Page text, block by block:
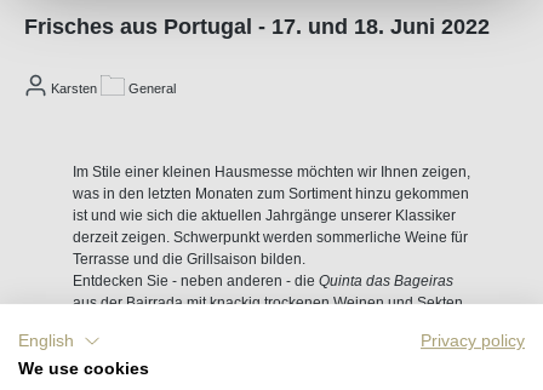
Frisches aus Portugal - 17. und 18. Juni 2022
Karsten General
Im Stile einer kleinen Hausmesse möchten wir Ihnen zeigen,
was in den letzten Monaten zum Sortiment hinzu gekommen
ist und wie sich die aktuellen Jahrgänge unserer Klassiker
derzeit zeigen. Schwerpunkt werden sommerliche Weine für
Terrasse und die Grillsaison bilden.
Entdecken Sie - neben anderen - die Quinta das Bageiras
aus der Bairrada mit knackig trockenen Weinen und Sekten,
Region Ave und Roséweine wie den
aus Dão.
English
Privacy policy
We use cookies